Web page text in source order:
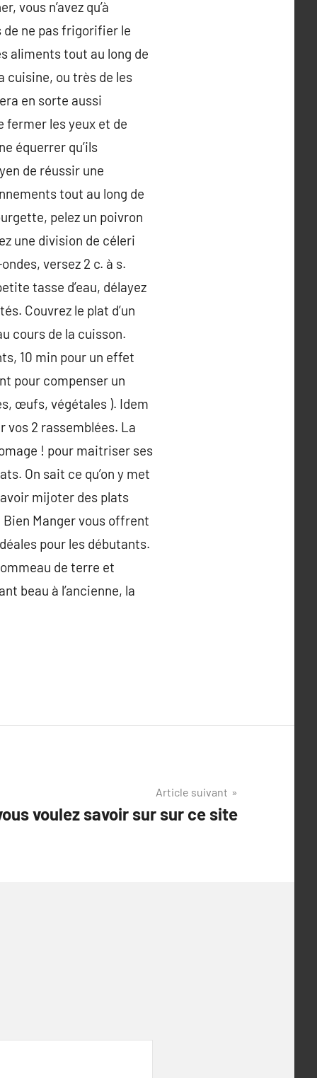
n’avez qu’à
de ne pas frigorifier le
aliments tout au long de
cuisine, ou très de les
en sorte aussi
fermer les yeux et de
équerrer qu’ils
de réussir une
tout au long de
pelez un poivron
une division de céleri
versez 2 c. à s.
tasse d’eau, délayez
Couvrez le plat d’un
cours de la cuisson.
10 min pour un effet
pour compenser un
œufs, végétales ). Idem
vos 2 rassemblées. La
! pour maitriser ses
On sait ce qu’on y met
mijoter des plats
Manger vous offrent
pour les débutants.
de terre et
beau à l’ancienne, la
Article suivant
voulez savoir sur sur ce site